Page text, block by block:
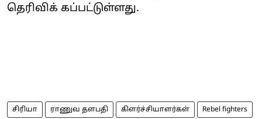
தெரிவிக் கப்பட்டுள்ளது.
சிரியா ராணுவ தளபதி கிளர்ச்சியாளர்கள் Rebel fighters